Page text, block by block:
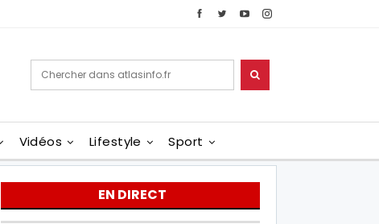
Vidéos Lifestyle Sport
EN DIRECT